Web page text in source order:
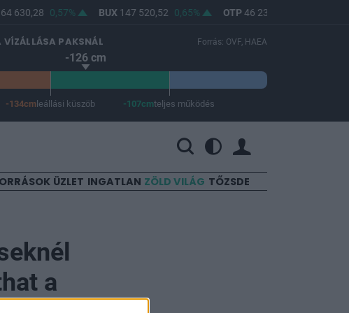
630,28 0,57% BUX147 520,52 0,65% OTP 46 230
VÍZÁLLÁSA PAKSNÁL Forrás: OVF, HAEA
-126 cm
-134cm leállási küszöb -107cmteljes működés
ÜZLET INGATLAN ZÖLD VILÁG TŐZSDE
a